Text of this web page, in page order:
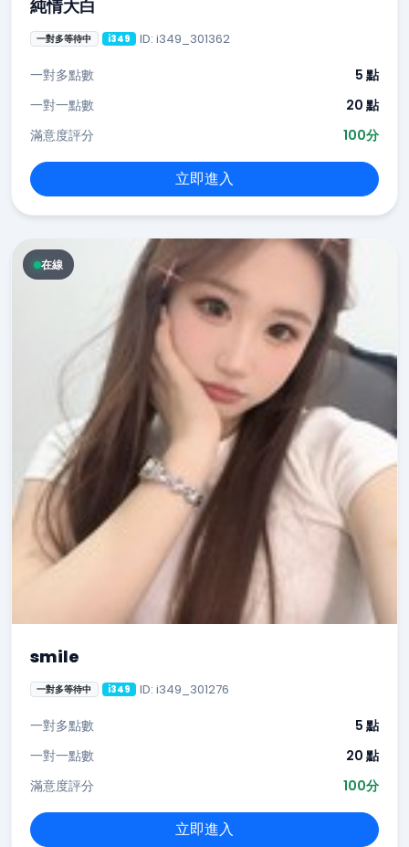
純情大白
一對多等待中 i349 ID: i349_301362
一對多點數
5 點
一對一點數
20 點
滿意度評分
100分
立即進入
在線
smile
一對多等待中 i349 ID: i349_301276
一對多點數
5 點
一對一點數
20 點
滿意度評分
100分
立即進入